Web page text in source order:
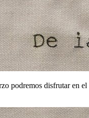
podremos disfrutar en